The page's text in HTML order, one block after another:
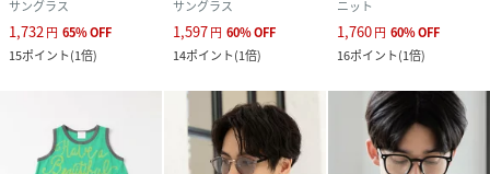
サングラス
1,732円 65%OFF
15ポイント(1倍)
サングラス
1,597円 60%OFF
14ポイント(1倍)
ニット
1,760円 60%OFF
16ポイント(1倍)